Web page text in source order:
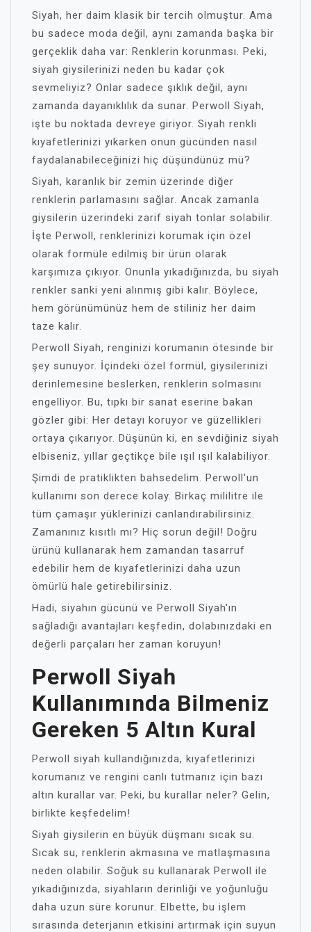
Siyah, her daim klasik bir tercih olmuştur. Ama
bu sadece moda değil, aynı zamanda başka bir
gerçeklik daha var: Renklerin korunması. Peki,
siyah giysilerinizi neden bu kadar çok
sevmeliyiz? Onlar sadece şıklık değil, aynı
zamanda dayanıklılık da sunar. Perwoll Siyah,
işte bu noktada devreye giriyor. Siyah renkli
kıyafetlerinizi yıkarken onun gücünden nasıl
faydalanabileceğinizi hiç düşündünüz mü?
Siyah, karanlık bir zemin üzerinde diğer
renklerin parlamasını sağlar. Ancak zamanla
giysilerin üzerindeki zarif siyah tonlar solabilir.
İşte Perwoll, renklerinizi korumak için özel
olarak formüle edilmiş bir ürün olarak
karşımıza çıkıyor. Onunla yıkadığınızda, bu siyah
renkler sanki yeni alınmış gibi kalır. Böylece,
hem görünümünüz hem de stiliniz her daim
taze kalır.
Perwoll Siyah, renginizi korumanın ötesinde bir
şey sunuyor. İçindeki özel formül, giysilerinizi
derinlemesine beslerken, renklerin solmasını
engelliyor. Bu, tıpkı bir sanat eserine bakan
gözler gibi: Her detayı koruyor ve güzellikleri
ortaya çıkarıyor. Düşünün ki, en sevdiğiniz siyah
elbiseniz, yıllar geçtikçe bile ışıl ışıl kalabiliyor.
Şimdi de pratiklikten bahsedelim. Perwoll'un
kullanımı son derece kolay. Birkaç mililitre ile
tüm çamaşır yüklerinizi canlandırabilirsiniz.
Zamanınız kısıtlı mı? Hiç sorun değil! Doğru
ürünü kullanarak hem zamandan tasarruf
edebilir hem de kıyafetlerinizi daha uzun
ömürlü hale getirebilirsiniz.
Hadi, siyahın gücünü ve Perwoll Siyah'ın
sağladığı avantajları keşfedin, dolabınızdaki en
değerli parçaları her zaman koruyun!
Perwoll Siyah
Kullanımında Bilmeniz
Gereken 5 Altın Kural
Perwoll siyah kullandığınızda, kıyafetlerinizi
korumanız ve rengini canlı tutmanız için bazı
altın kurallar var. Peki, bu kurallar neler? Gelin,
birlikte keşfedelim!
Siyah giysilerin en büyük düşmanı sıcak su.
Sıcak su, renklerin akmasına ve matlaşmasına
neden olabilir. Soğuk su kullanarak Perwoll ile
yıkadığınızda, siyahların derinliği ve yoğunluğu
daha uzun süre korunur. Elbette, bu işlem
sırasında deterjanın etkisini artırmak için suyun